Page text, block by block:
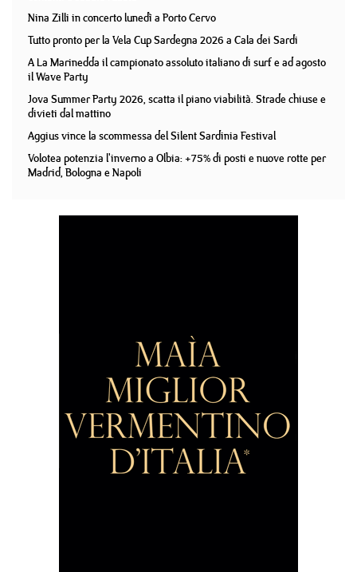
Nina Zilli in concerto lunedì a Porto Cervo
Tutto pronto per la Vela Cup Sardegna 2026 a Cala dei Sardi
A La Marinedda il campionato assoluto italiano di surf e ad agosto
il Wave Party
Jova Summer Party 2026, scatta il piano viabilità. Strade chiuse e
divieti dal mattino
Aggius vince la scommessa del Silent Sardinia Festival
Volotea potenzia l'inverno a Olbia: +75% di posti e nuove rotte per
Madrid, Bologna e Napoli